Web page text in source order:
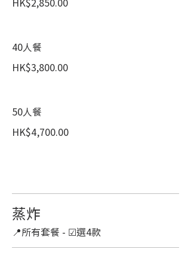
40人餐
HK$3,800.00
50人餐
HK$4,700.00
蒸炸
📍所有套餐 - ☑選4款